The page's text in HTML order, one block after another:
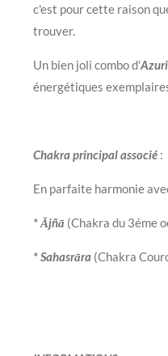
c'est pour cette raison
trouver.
Un bien joli combo d'
énergétiques
Chakra principal associé :
En parfaite harmonie
* Ājñā (Chakra du 3éme
* Sahasrāra (Chakra